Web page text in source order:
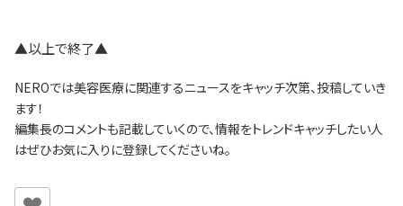
▲以上で終了▲
NEROでは美容医療に関連するニュースをキャッチ次第、投稿していき
ます！
編集長のコメントも記載していくので、情報をトレンドキャッチしたい人
はぜひお気に入りに登録してくださいね。